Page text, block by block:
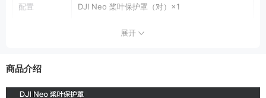
配置 DJI Neo 桨叶保护罩（对）×1
商品参数
展开
商品介绍